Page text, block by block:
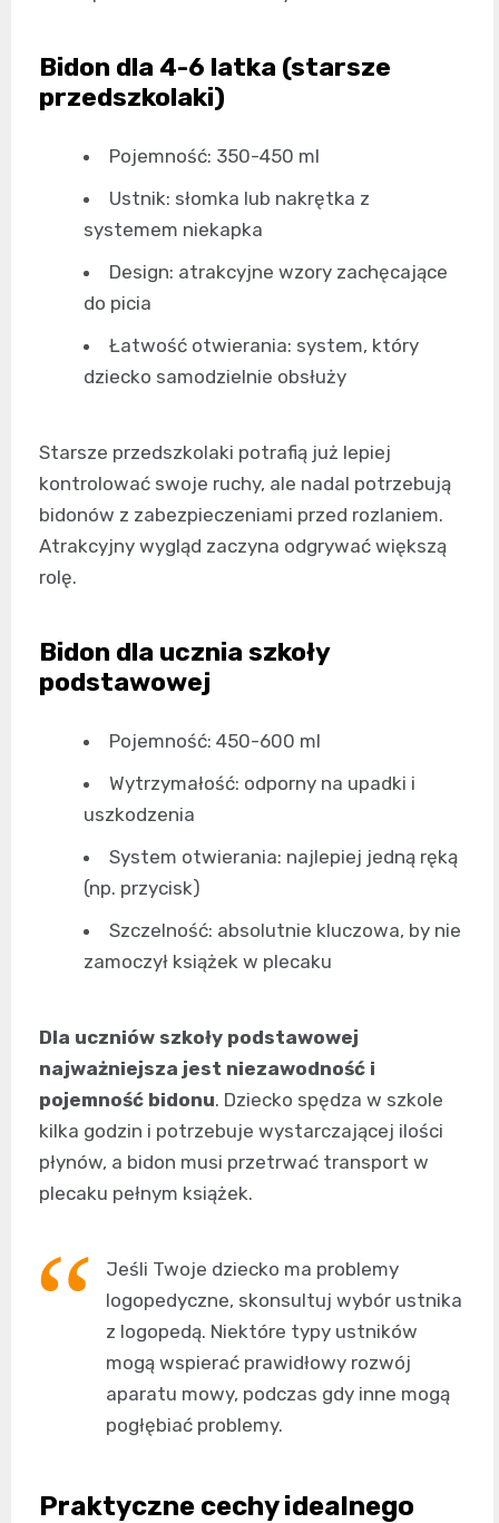
Bidon dla 4-6 latka (starsze
przedszkolaki)
Pojemność: 350-450 ml
Ustnik: słomka lub nakrętka z
systemem niekapka
Design: atrakcyjne wzory zachęcające
do picia
Łatwość otwierania: system, który
dziecko samodzielnie obsłuży
Starsze przedszkolaki potrafią już lepiej
kontrolować swoje ruchy, ale nadal potrzebują
bidonów z zabezpieczeniami przed rozlaniem.
Atrakcyjny wygląd zaczyna odgrywać większą
rolę.
Bidon dla ucznia szkoły
podstawowej
Pojemność: 450-600 ml
Wytrzymałość: odporny na upadki i
uszkodzenia
System otwierania: najlepiej jedną ręką
(np. przycisk)
Szczelność: absolutnie kluczowa, by nie
zamoczył książek w plecaku
Dla uczniów szkoły podstawowej
najważniejsza jest niezawodność i
pojemność bidonu. Dziecko spędza w szkole
kilka godzin i potrzebuje wystarczającej ilości
płynów, a bidon musi przetrwać transport w
plecaku pełnym książek.
Jeśli Twoje dziecko ma problemy
logopedyczne, skonsultuj wybór ustnika
z logopedą. Niektóre typy ustników
mogą wspierać prawidłowy rozwój
aparatu mowy, podczas gdy inne mogą
pogłębiać problemy.
Praktyczne cechy idealnego